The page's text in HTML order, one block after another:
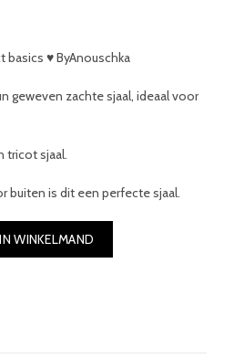
basics ♥ ByAnouschka
geweven zachte sjaal, ideaal voor
tricot sjaal.
buiten is dit een perfecte sjaal.
IN WINKELMAND